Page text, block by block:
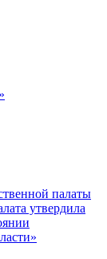
палаты
утвердила